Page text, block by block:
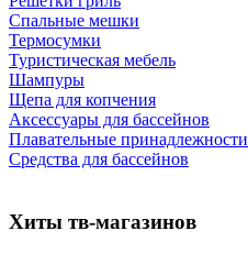
Спальные мешки
Термосумки
Туристическая мебель
Шампуры
Щепа для копчения
Аксессуары для бассейнов
Плавательные принадлежности
Средства для бассейнов
Хиты тв-магазинов